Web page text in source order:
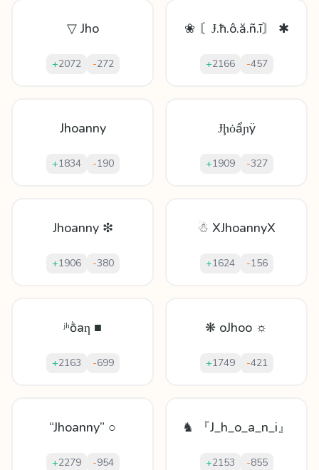
▽ Jho
+2072 -272
❀ 〘Ɉ.ħ.ô.ă.ñ.ī〙 ✱
+2166 -457
Jhoanny
+1834 -190
Ɉḩȯẩɲÿ
+1909 -327
Jhoanny ❇
+1906 -380
☃ XJhoannyX
+1624 -156
ʲʰṑаƞ ■
+2163 -699
❋ oJhoo ☼
+1749 -421
“Jhoanny” ○
+2279 -954
♞ 『J_h_o_a_n_i』
+2153 -855